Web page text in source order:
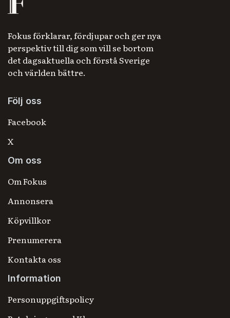
Fokus förklarar, fördjupar och ger nya
perspektiv till dig som vill se bortom
det dagsaktuella och förstå Sverige
och världen bättre.
Följ oss
Facebook
X
Om oss
Om Fokus
Annonsera
Köpvillkor
Prenumerera
Kontakta oss
Information
Personuppgiftspolicy